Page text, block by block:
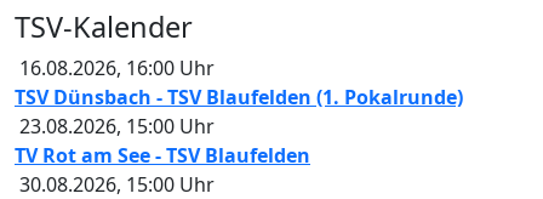
TSV-Kalender
16.08.2026, 16:00 Uhr
TSV Dünsbach - TSV Blaufelden (1. Pokalrunde)
23.08.2026, 15:00 Uhr
TV Rot am See - TSV Blaufelden
30.08.2026, 15:00 Uhr